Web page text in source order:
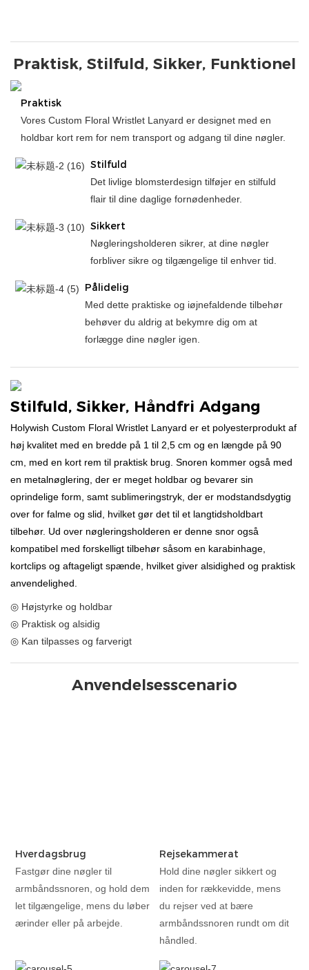
Praktisk, Stilfuld, Sikker, Funktionel
Praktisk
Vores Custom Floral Wristlet Lanyard er designet med en
holdbar kort rem for nem transport og adgang til dine nøgler.
Stilfuld
Det livlige blomsterdesign tilføjer en stilfuld
flair til dine daglige fornødenheder.
Sikkert
Nøgleringsholderen sikrer, at dine nøgler
forbliver sikre og tilgængelige til enhver tid.
Pålidelig
Med dette praktiske og iøjnefaldende tilbehør
behøver du aldrig at bekymre dig om at
forlægge dine nøgler igen.
Stilfuld, Sikker, Håndfri Adgang
Holywish Custom Floral Wristlet Lanyard er et polyesterprodukt af
høj kvalitet med en bredde på 1 til 2,5 cm og en længde på 90
cm, med en kort rem til praktisk brug. Snoren kommer også med
en metalnøglering, der er meget holdbar og bevarer sin
oprindelige form, samt sublimeringstryk, der er modstandsdygtig
over for falme og slid, hvilket gør det til et langtidsholdbart
tilbehør. Ud over nøgleringsholderen er denne snor også
kompatibel med forskelligt tilbehør såsom en karabinhage,
kortclips og aftageligt spænde, hvilket giver alsidighed og praktisk
anvendelighed.
◎ Højstyrke og holdbar
◎ Praktisk og alsidig
◎ Kan tilpasses og farverigt
Anvendelsesscenario
Hverdagsbrug
Fastgør dine nøgler til
armbåndssnoren, og hold dem
let tilgængelige, mens du løber
ærinder eller på arbejde.
Rejsekammerat
Hold dine nøgler sikkert og
inden for rækkevidde, mens
du rejser ved at bære
armbåndssnoren rundt om dit
håndled.